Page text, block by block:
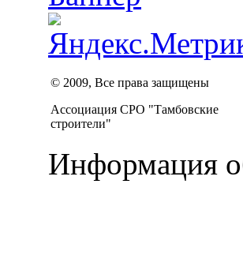
© 2009, Все права защищены
Ассоциация СРО "Тамбовские
строители"
Информация